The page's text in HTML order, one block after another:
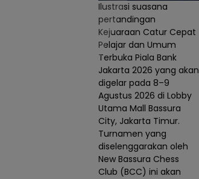
Ilustrasi suasana
pertandingan
Kejuaraan Catur Cepat
Pelajar dan Umum
Terbuka Piala Bank
Jakarta 2026 yang akan
digelar pada 8–9
Agustus 2026 di Lobby
Utama Mall Bassura
City, Jakarta Timur.
Turnamen yang
diselenggarakan oleh
New Bassura Chess
Club (BCC) ini akan